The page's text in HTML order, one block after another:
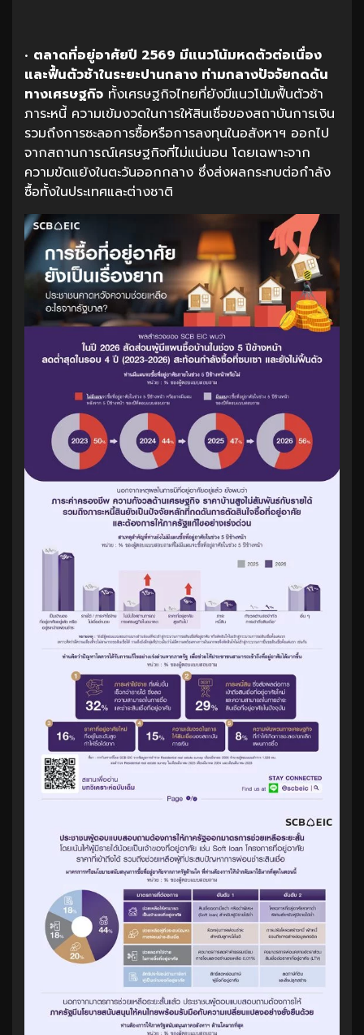
• ตลาดที่อยู่อาศัยปี 2569 มีแนวโน้มหดตัวต่อเนื่อง
และฟื้นตัวช้าในระยะปานกลาง ท่ามกลางปัจจัยกดดัน
ทางเศรษฐกิจ ทั้งเศรษฐกิจไทยที่ยังมีแนวโน้มฟื้นตัวช้า
ภาระหนี้ ความเข้มงวดในการให้สินเชื่อของสถาบันการเงิน
รวมถึงการชะลอการซื้อหรือการลงทุนในอสังหาฯ ออกไป
จากสถานการณ์เศรษฐกิจที่ไม่แน่นอน โดยเฉพาะจาก
ความขัดแย้งในตะวันออกกลาง ซึ่งส่งผลกระทบต่อกำลัง
ซื้อทั้งในประเทศและต่างชาติ